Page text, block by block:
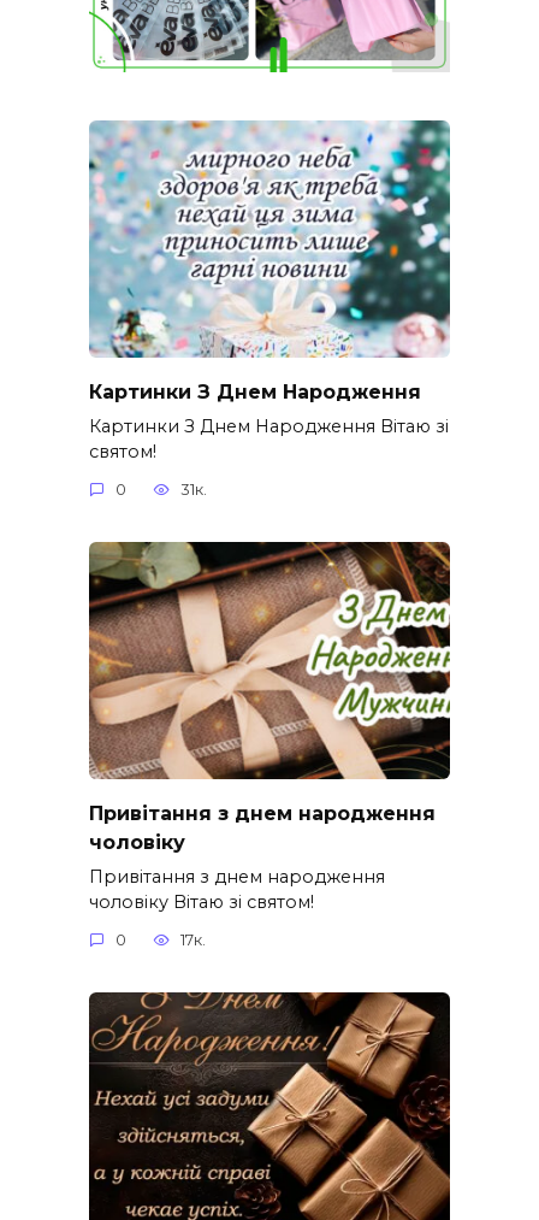
Картинки З Днем Народження
Картинки З Днем Народження Вітаю зі
святом!
0 31к.
Привітання з днем народження
чоловіку
Привітання з днем народження
чоловіку Вітаю зі святом!
0 17к.